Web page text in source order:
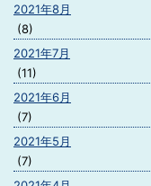
2021年8月
(8)
2021年7月
(11)
2021年6月
(7)
2021年5月
(7)